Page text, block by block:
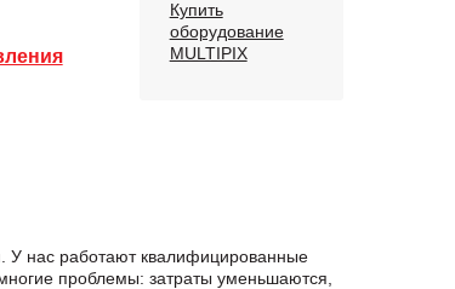
Купить
оборудование
MULTIPIX
У нас работают квалифицированные
проблемы: затраты уменьшаются,